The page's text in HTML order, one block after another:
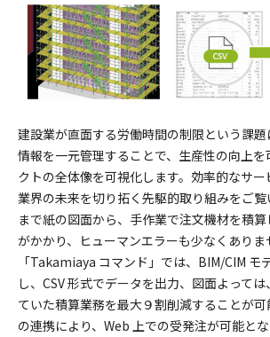
建設業が直面する労働時間の制限という課題
情報を一元管理することで、生産性の向上
クトの全体像を可視化します。効率的なサ
業界の未来を切り拓く先駆的取り組みをご
まで紙の図面から、手作業で注文機材を積
がかかり、ヒューマンエラーも少なくありま
「Takamiaya コマンド」では、BIM/CIM モ
し、CSV 形式でデータを出力、図面よって
ていた積算業務を最大９割削減することが可
の連携により、Web 上での受発注が可能と